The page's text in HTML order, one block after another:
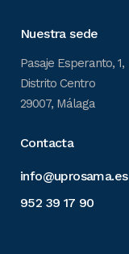
Nuestra sede
Pasaje Esperanto, 1,
Distrito Centro
29007, Málaga
Contacta
info@uprosama.es
952 39 17 90